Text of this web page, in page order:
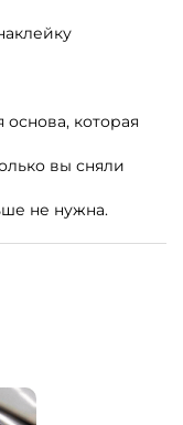
которая
вы сняли
не нужна.